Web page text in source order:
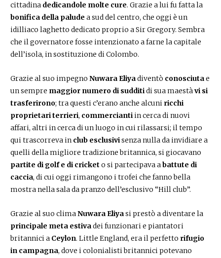
cittadina dedicandole molte cure. Grazie a lui fu fatta la
bonifica della palude a sud del centro, che oggi è un
idilliaco laghetto dedicato proprio a Sir Gregory. Sembra
che il governatore fosse intenzionato a farne la capitale
dell’isola, in sostituzione di Colombo.
Grazie al suo impegno Nuwara Eliyadiventò conosciutae
un sempre maggior numero di sudditidi sua maestàvi si
trasferirono; tra questi c’erano anche alcuni ricchi
proprietari terrieri, commerciantiin cerca di nuovi
affari, altri in cerca di un luogo in cui rilassarsi; il tempo
qui trascorreva in club esclusivisenza nulla da invidiare a
quelli della migliore tradizione britannica, si giocavano
partite di golf e di cricket o si partecipava abattute di
caccia, di cui oggi rimangono i trofei che fanno bella
mostra nella sala da pranzo dell’esclusivo “Hill club”.
Grazie al suo climaNuwara Eliyasi prestò a diventare la
principale meta estivadei funzionari e piantatori
britannici a Ceylon. Little England, era il perfetto rifugio
in campagna, dove i colonialisti britannici potevano